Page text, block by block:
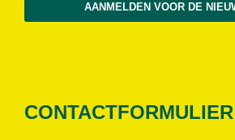
AANMELDEN VOOR DE
CONTACTFORMULIER